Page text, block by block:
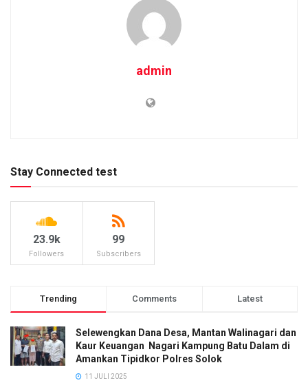
admin
Stay Connected test
23.9k
Followers
99
Subscribers
Trending Comments Latest
Selewengkan Dana Desa, Mantan Walinagari dan
Kaur Keuangan Nagari Kampung Batu Dalam di
Amankan Tipidkor Polres Solok
11 JULI 2025